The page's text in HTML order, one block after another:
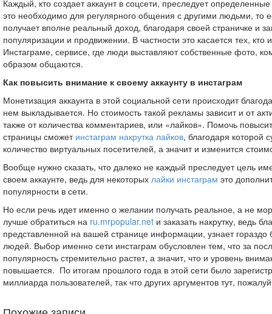
Каждый, кто создает аккаунт в соцсети, преследует
это необходимо для регулярного общения с другими людьми, то
получает вполне реальный доход, благодаря своей страничке и
популяризации и продвижении. В частности это касается тех, кто
Инстаграме, сервисе, где люди выставляют собственные фото,
образом общаются.
Как повысить внимание к своему аккаунту в инстаграм
Монетизация аккаунта в этой социальной сети происходит
нем выкладывается. Но стоимость такой рекламы зависит и от
также от количества комментариев, или «лайков». Помочь
страницы сможет инстаграм накрутка лайков, благодаря которой
количество виртуальных посетителей, а значит и изменится
Вообще нужно сказать, что далеко не каждый преследует цель
своем аккаунте, ведь для некоторых лайки инстаграм это
популярности в сети.
Но если речь идет именно о желании получать реальное, а не
лучше обратиться на ru.mrpopular.net и заказать накрутку, ведь
представленной на вашей странице информации, узнает гораздо
людей. Выбор именно сети инстаграм обусловлен тем, что за
популярность стремительно растет, а значит, что и уровень
повышается. По итогам прошлого года в этой сети было
миллиарда пользователей, так что других аргументов тут,